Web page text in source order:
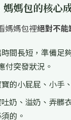
媽包的核心
媽媽包裡絕對不能
間長短，準備足
付突發狀況。
的小屁屁、小手
奶、溢奶、弄髒
的。